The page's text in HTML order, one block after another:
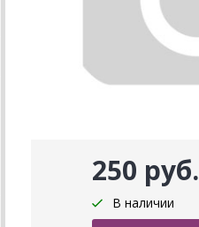
250 руб.
В наличии